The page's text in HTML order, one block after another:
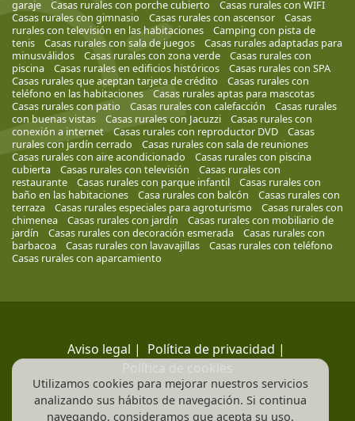
garaje
Casas rurales con porche cubierto
Casas rurales con WIFI
Casas rurales con gimnasio
Casas rurales con ascensor
Casas
rurales con televisión en las habitaciones
Camping con pista de
tenis
Casas rurales con sala de juegos
Casas rurales adaptadas para
minusválidos
Casas rurales con zona verde
Casas rurales con
piscina
Casas rurales en edificios históricos
Casas rurales con SPA
Casas rurales que aceptan tarjeta de crédito
Casas rurales con
teléfono en las habitaciones
Casas rurales aptas para mascotas
Casas rurales con patio
Casas rurales con calefacción
Casas rurales
con buenas vistas
Casas rurales con Jacuzzi
Casas rurales con
conexión a internet
Casas rurales con reproductor DVD
Casas
rurales con jardín cerrado
Casas rurales con sala de reuniones
Casas rurales con aire acondicionado
Casas rurales con piscina
cubierta
Casas rurales con televisión
Casas rurales con
restaurante
Casas rurales con parque infantil
Casas rurales con
baño en las habitaciones
Casa rurales con balcón
Casas rurales con
terraza
Casas rurales especiales para agroturismo
Casas rurales con
chimenea
Casas rurales con jardín
Casas rurales con mobiliario de
jardín
Casas rurales con decoración esmerada
Casas rurales con
barbacoa
Casas rurales con lavavajillas
Casas rurales con teléfono
Casas rurales con aparcamiento
Aviso legal | Política de privacidad |
Política de cookies
Utilizamos cookies para mejorar nuestros servicios
analizando sus hábitos de navegación. Si continua
navegando, consideramos que acepta su uso.